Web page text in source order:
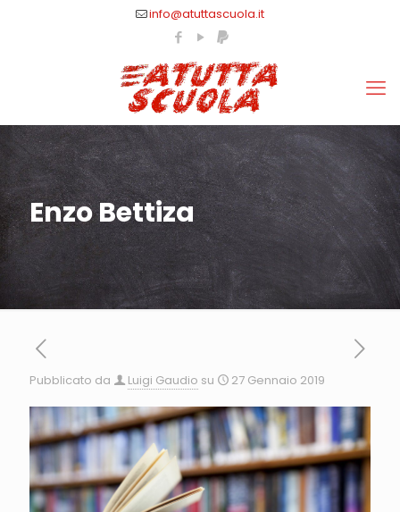
info@atuttascuola.it
Enzo Bettiza
Pubblicato da Luigi Gaudio su 27 Gennaio 2019